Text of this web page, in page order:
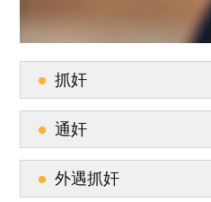
抓奸
通奸
外遇抓奸